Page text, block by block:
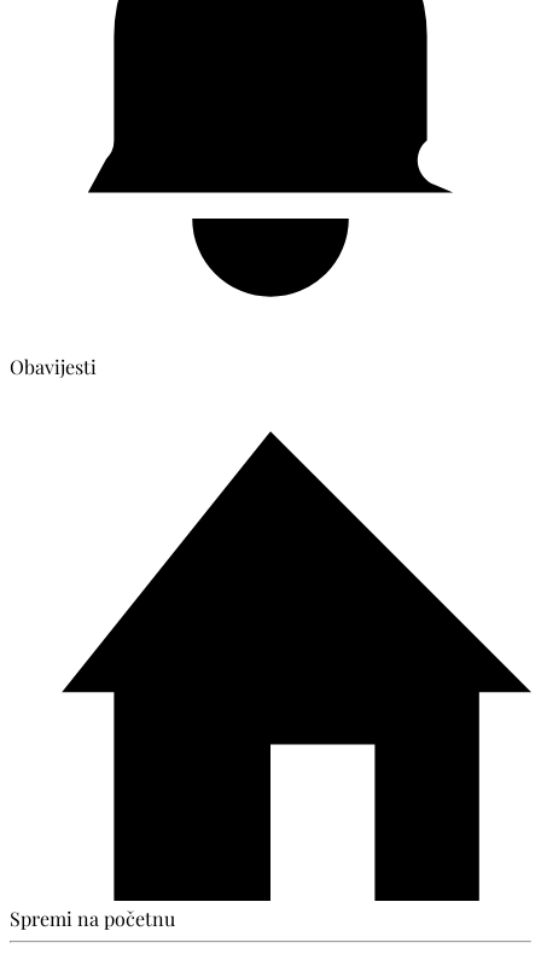
Obavijesti
Spremi na početnu